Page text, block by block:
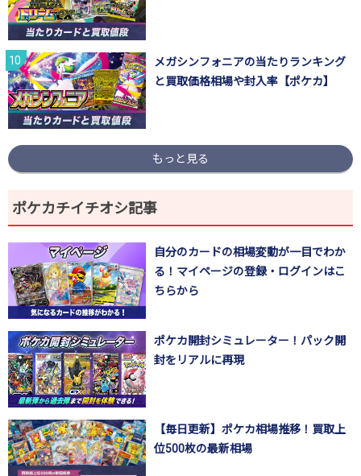
メガシンフォニアの当たりランキング
と買取価格相場や封入率【ポケカ】
もっと見る
ポケカチイチオシ記事
自分のカードの相場変動が一目でわか
る！マイページの登録・ログインはこ
ちらから
ポケカ開封シミュレーター！パック開
封をリアルに再現
【毎日更新】ポケカ相場推移！買取上
位500枚の最新相場